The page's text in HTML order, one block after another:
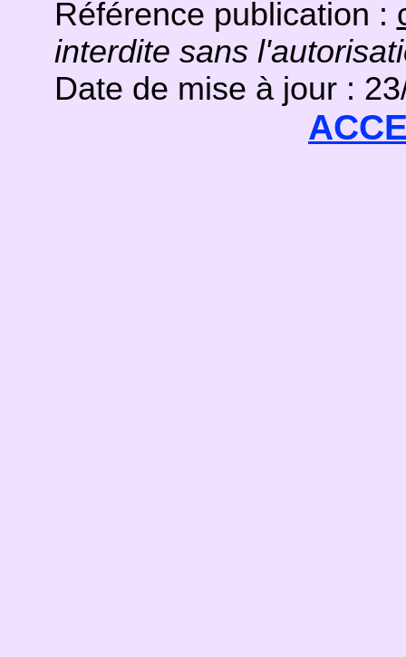
Référence publication :
interdite sans
Date de mise à jour :